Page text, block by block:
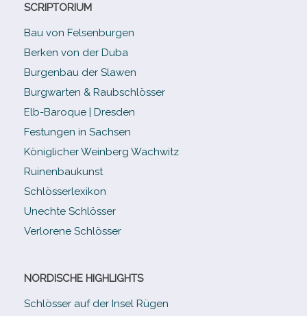
SCRIPTORIUM
Bau von Felsenburgen
Berken von der Duba
Burgenbau der Slawen
Burgwarten & Raubschlösser
Elb-​Baroque | Dresden
Festungen in Sachsen
Königlicher Weinberg Wachwitz
Ruinenbaukunst
Schlösserlexikon
Unechte Schlösser
Verlorene Schlösser
NORDISCHE HIGHLIGHTS
Schlösser auf der Insel Rügen